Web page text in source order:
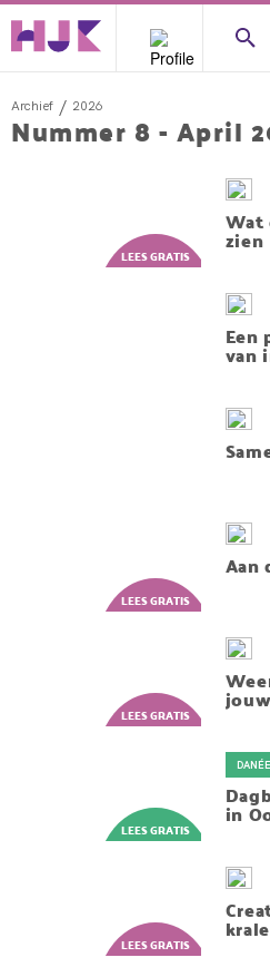
Archief / 2026
Nummer 8 - April
Wat
zien
Een
van
Aan
in